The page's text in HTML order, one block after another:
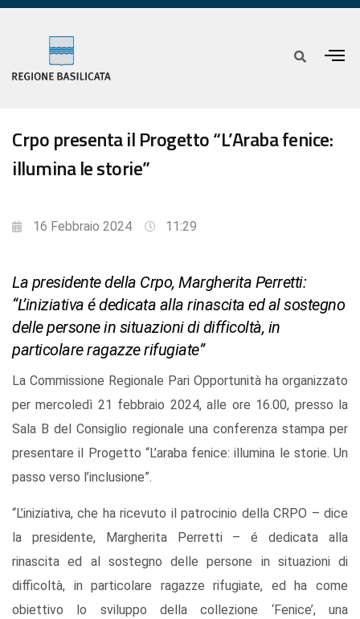
Crpo presenta il Progetto “L’Araba fenice:
illumina le storie”
16 Febbraio 2024 11:29
La presidente della Crpo, Margherita Perretti:
“L’iniziativa é dedicata alla rinascita ed al sostegno
delle persone in situazioni di difficoltà, in
particolare ragazze rifugiate”
La Commissione Regionale Pari Opportunità ha organizzato
per mercoledì 21 febbraio 2024, alle ore 16.00, presso la
Sala B del Consiglio regionale una conferenza stampa per
presentare il Progetto “L’araba fenice: illumina le storie. Un
passo verso l’inclusione”.
“L’iniziativa, che ha ricevuto il patrocinio della CRPO – dice
la presidente, Margherita Perretti – é dedicata alla
rinascita ed al sostegno delle persone in situazioni di
difficoltà, in particolare ragazze rifugiate, ed ha come
obiettivo lo sviluppo della collezione ‘Fenice’, una